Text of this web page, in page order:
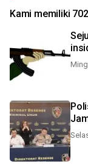
Kami memiliki